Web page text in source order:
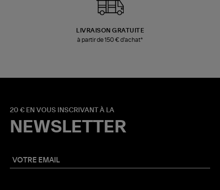
LIVRAISON GRATUITE
à partir de 150 € d'achat*
20 € EN VOUS INSCRIVANT À LA
NEWSLETTER